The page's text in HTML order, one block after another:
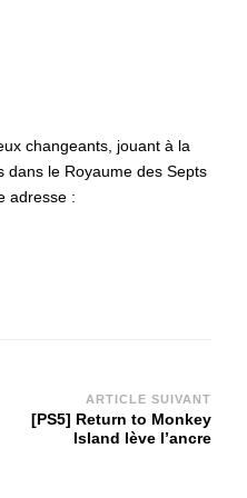
changeants, jouant à la
dans le Royaume des Septs
adresse :
ARTICLE SUIVANT
[PS5] Return to Monkey
Island lève l’ancre